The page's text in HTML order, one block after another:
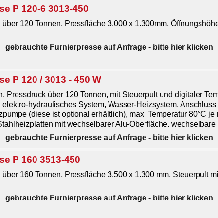
P 120-6 3013-450
über 120 Tonnen, Pressfläche 3.000 x 1.300mm,
gebrauchte Furnierpresse auf Anfrage - bitte hier klicken
P 120 / 3013 - 450 W
Pressdruck über 120 Tonnen, mit Steuerpult und digitaler
hydraulisches System, Wasser-Heizsystem,
(diese ist optional erhältlich), max. Temperatur 80°C
mit wechselbarer Alu-Oberfläche, wechselbare
gebrauchte Furnierpresse auf Anfrage - bitte hier klicken
P 160 3513-450
über 160 Tonnen, Pressfläche 3.500 x 1.300 mm, Steuerpult
gebrauchte Furnierpresse auf Anfrage - bitte hier klicken